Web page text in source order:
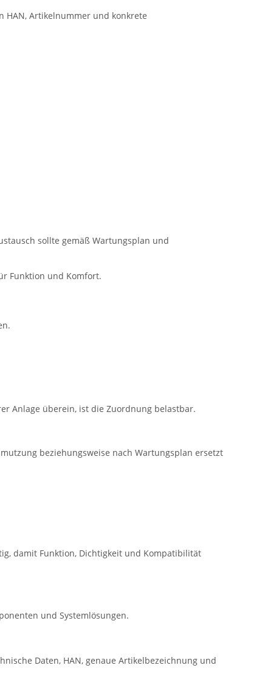
HAN, Artikelnummer und konkrete
sollte gemäß Wartungsplan und
Funktion und Komfort.
Anlage überein, ist die Zuordnung belastbar.
beziehungsweise nach Wartungsplan ersetzt
damit Funktion, Dichtigkeit und Kompatibilität
und Systemlösungen.
Daten, HAN, genaue Artikelbezeichnung und